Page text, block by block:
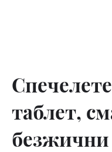
таблет,